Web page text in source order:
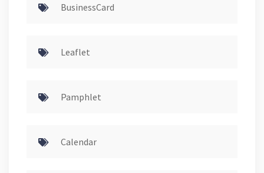
BusinessCard
Leaflet
Pamphlet
Calendar